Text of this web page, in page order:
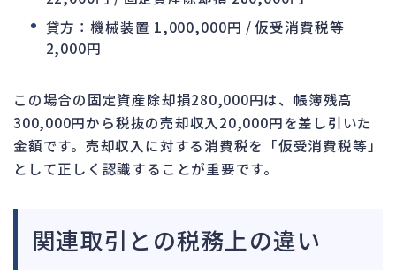
貸方：機械装置 1,000,000円 / 仮受消費税等
2,000円
この場合の固定資産除却損280,000円は、帳簿残高
300,000円から税抜の売却収入20,000円を差し引いた
金額です。売却収入に対する消費税を「仮受消費税等」
として正しく認識することが重要です。
関連取引との税務上の違い